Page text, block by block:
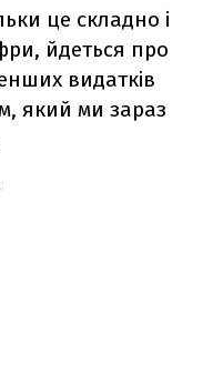
це складно і
йдеться про
видатків
який ми зараз